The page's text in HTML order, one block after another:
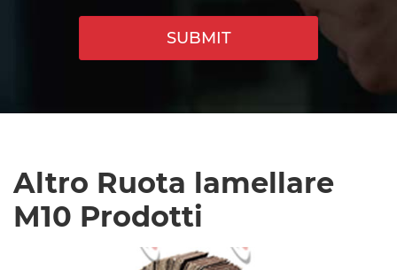
SUBMIT
Altro Ruota lamellare
M10 Prodotti